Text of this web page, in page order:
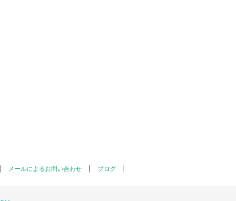
メールによるお問い合わせ ブログ